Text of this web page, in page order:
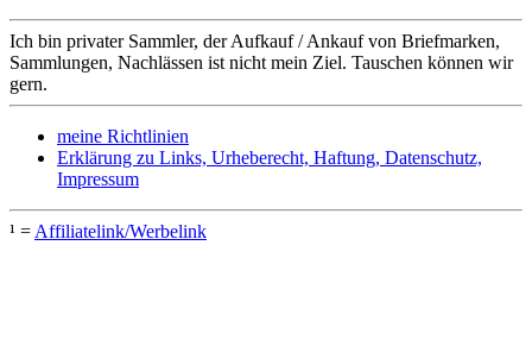
Ich bin privater Sammler, der Aufkauf / Ankauf von Briefmarken,
Sammlungen, Nachlässen ist nicht mein Ziel. Tauschen können wir
gern.
meine Richtlinien
Erklärung zu Links, Urheberecht, Haftung, Datenschutz,
Impressum
¹ = Affiliatelink/Werbelink